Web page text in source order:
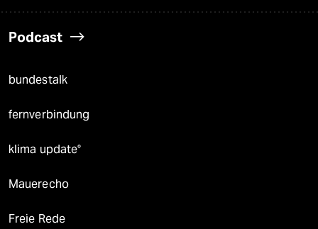
Podcast
bundestalk
fernverbindung
klima update°
Mauerecho
Freie Rede